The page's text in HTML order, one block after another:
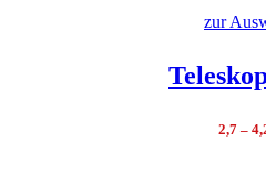
zur
2,7 –